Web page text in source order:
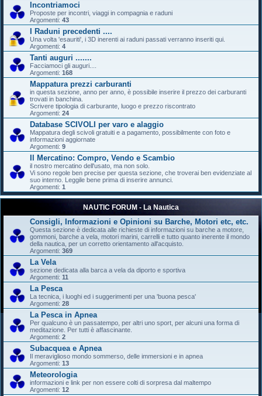
Incontriamoci
Proposte per incontri, viaggi in compagnia e raduni
Argomenti: 43
I Raduni precedenti ....
Una volta 'esauriti', i 3D inerenti ai raduni passati verranno inseriti qui.
Argomenti: 4
Tanti auguri .......
Facciamoci gli auguri....
Argomenti: 168
Mappatura prezzi carburanti
in questa sezione, anno per anno, è possibile inserire il prezzo dei carburanti
trovati in banchina.
Scrivere tipologia di carburante, luogo e prezzo riscontrato
Argomenti: 24
Database SCIVOLI per varo e alaggio
Mappatura degli scivoli gratuiti e a pagamento, possibilmente con foto e
informazioni aggiornate
Argomenti: 9
Il Mercatino: Compro, Vendo e Scambio
il nostro mercatino dell'usato, ma non solo.
Vi sono regole ben precise per questa sezione, che troverai ben evidenziate al
suo interno. Leggile bene prima di inserire annunci.
Argomenti: 1
NAUTIC FORUM - La Nautica
Consigli, Informazioni e Opinioni su Barche, Motori etc, etc.
Questa sezione è dedicata alle richieste di informazioni su barche a motore,
gommoni, barche a vela, motori marini, carrelli e tutto quanto inerente il mondo
della nautica, per un corretto orientamento all'acquisto.
Argomenti: 369
La Vela
sezione dedicata alla barca a vela da diporto e sportiva
Argomenti: 11
La Pesca
La tecnica, i luoghi ed i suggerimenti per una 'buona pesca'
Argomenti: 28
La Pesca in Apnea
Per qualcuno è un passatempo, per altri uno sport, per alcuni una forma di
meditazione. Per tutti è affascinante.
Argomenti: 2
Subacquea e Apnea
Il meraviglioso mondo sommerso, delle immersioni e in apnea
Argomenti: 13
Meteorologia
informazioni e link per non essere colti di sorpresa dal maltempo
Argomenti: 12